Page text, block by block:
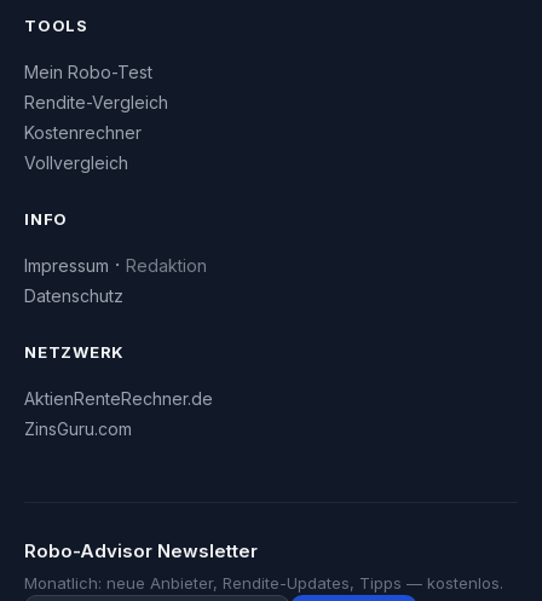
TOOLS
Mein Robo-Test
Rendite-Vergleich
Kostenrechner
Vollvergleich
INFO
Impressum · Redaktion
Datenschutz
NETZWERK
AktienRenteRechner.de
ZinsGuru.com
Robo-Advisor Newsletter
Monatlich: neue Anbieter, Rendite-Updates, Tipps — kostenlos.